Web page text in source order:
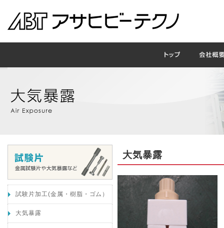
試験片加工(金属・樹脂・ゴム）
大気暴露
大気暴露